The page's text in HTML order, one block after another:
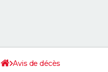
Avis de décès